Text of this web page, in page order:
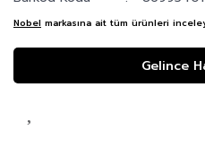
Nobel markasına ait tüm ürünleri
Gelince